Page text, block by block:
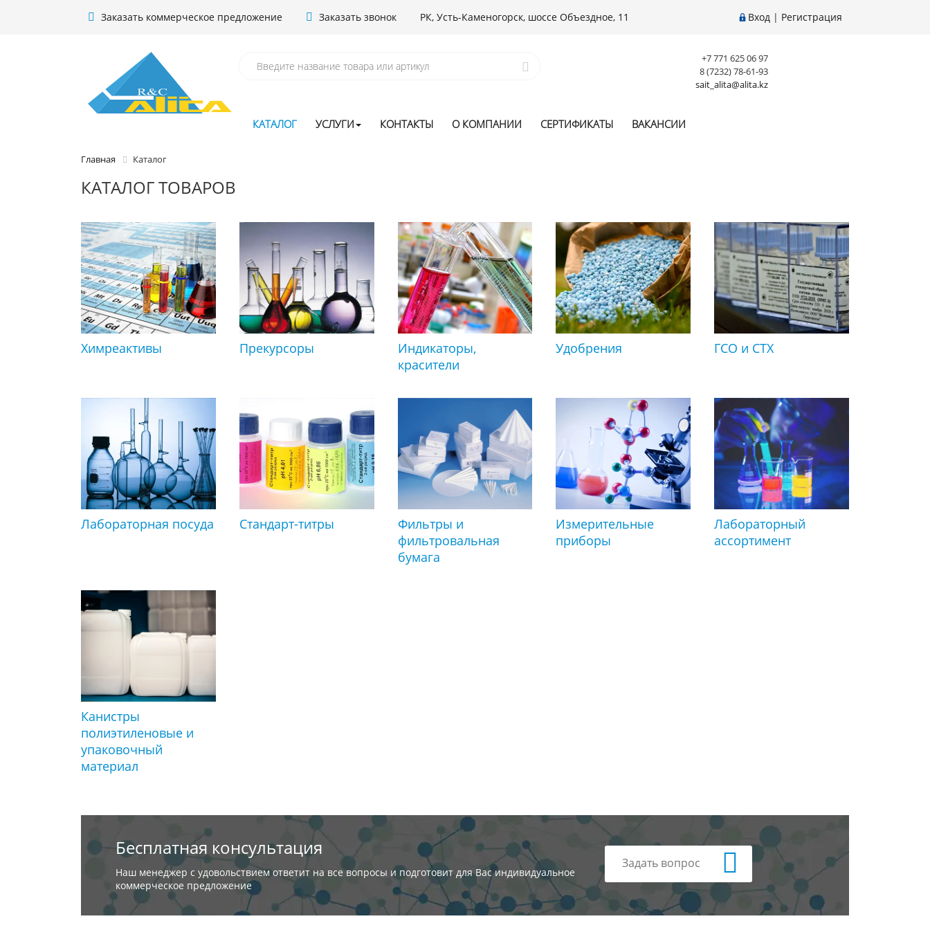
Заказать коммерческое предложение Заказать звонок РК, Усть-Каменогорск, шоссе Объездное, 11 Вход | Регистрация
+7 771 625 06 97
8 (7232) 78-61-93
sait_alita@alita.kz
КАТАЛОГ УСЛУГИ КОНТАКТЫ О КОМПАНИИ СЕРТИФИКАТЫ ВАКАНСИИ
Главная Каталог
КАТАЛОГ ТОВАРОВ
Химреактивы Прекурсоры
Индикаторы,
красители
Удобрения ГСО и СТХ
Лабораторная посуда Стандарт-титры
Фильтры и
фильтровальная
бумага
Измерительные
приборы
Лабораторный
ассортимент
Канистры
полиэтиленовые и
упаковочный
материал
Бесплатная консультация
Наш менеджер с удовольствием ответит на все вопросы и подготовит для Вас индивидуальное
коммерческое предложение
Задать вопрос